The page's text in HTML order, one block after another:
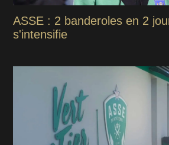
ASSE : 2 banderoles en 2
s'intensifie